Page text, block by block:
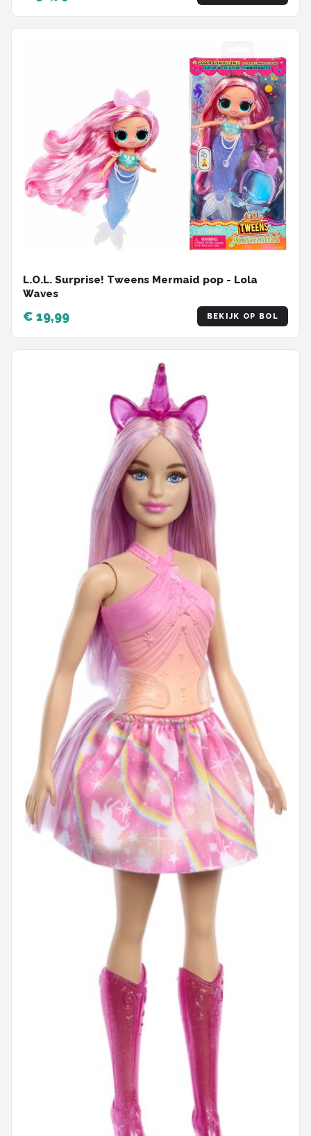
L.O.L. Surprise! Tweens Mermaid pop - Lola
Waves
€ 19,99 BEKIJK OP BOL